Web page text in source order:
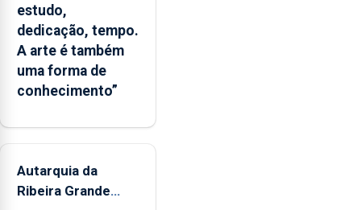
Rede
Municipal
de
Museus
aos
durante
mês
de
estudo,
dedicação, tempo.
A arte é também
uma forma de
conhecimento”
Autarquia da
Ribeira Grande